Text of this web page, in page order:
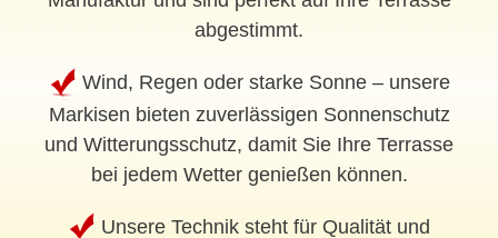
abgestimmt.
Wind, Regen oder starke Sonne – unsere
Markisen bieten zuverlässigen Sonnenschutz
und Witterungsschutz, damit Sie Ihre Terrasse
bei jedem Wetter genießen können.
Unsere Technik steht für Qualität und